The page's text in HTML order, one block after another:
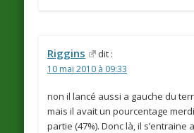
Riggins dit :
10 mai 2010 à 09:33
non il lancé aussi a gauche du
mais il avait un pourcentage
partie (47%). Donc là, il s’entraine